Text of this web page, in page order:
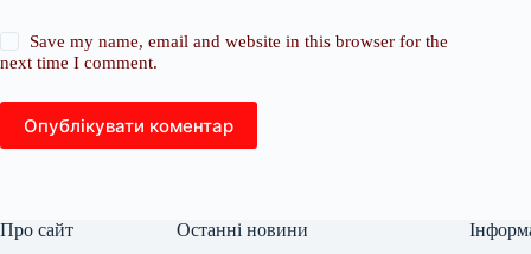
Save my name, email and website in this browser for the
next time I comment.
Опублікувати коментар
Про сайт Останні новини